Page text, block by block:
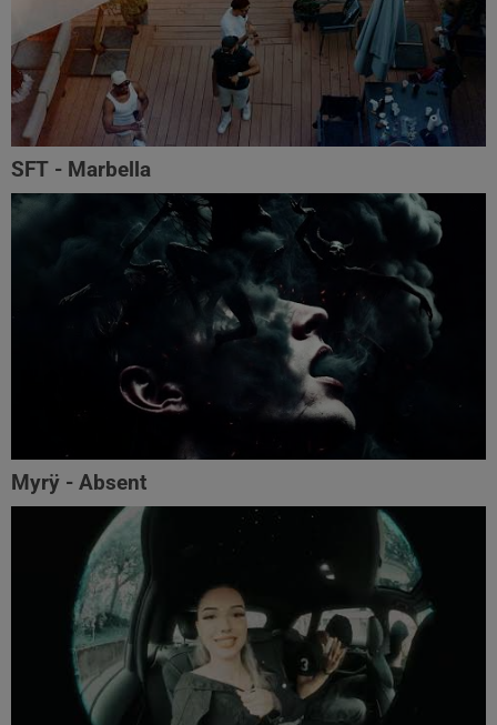
SFT - Marbella
Myrÿ - Absent